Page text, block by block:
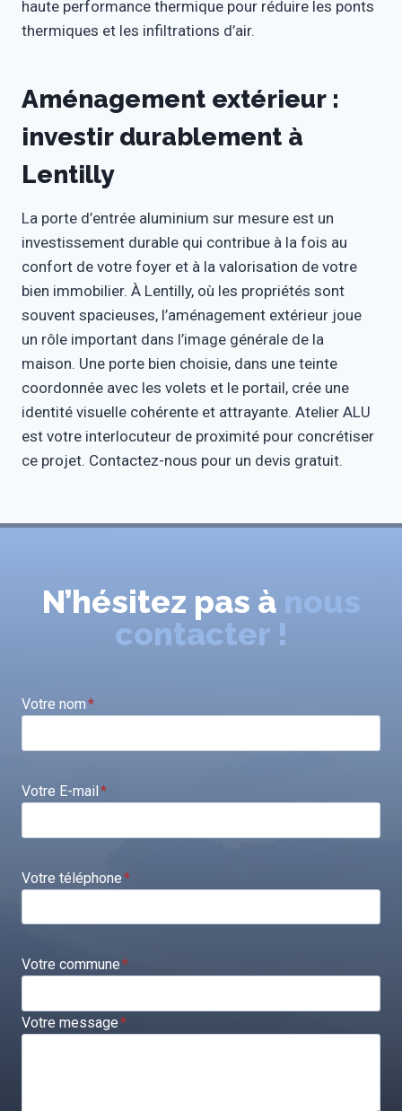
haute performance thermique pour réduire les ponts
thermiques et les infiltrations d’air.
Aménagement extérieur :
investir durablement à
Lentilly
La porte d’entrée aluminium sur mesure est un
investissement durable qui contribue à la fois au
confort de votre foyer et à la valorisation de votre
bien immobilier. À Lentilly, où les propriétés sont
souvent spacieuses, l’aménagement extérieur joue
un rôle important dans l’image générale de la
maison. Une porte bien choisie, dans une teinte
coordonnée avec les volets et le portail, crée une
identité visuelle cohérente et attrayante. Atelier ALU
est votre interlocuteur de proximité pour concrétiser
ce projet. Contactez-nous pour un devis gratuit.
N’hésitez pas à nous
contacter !
Votre nom*
Votre E-mail*
Votre téléphone*
Votre commune*
Votre message*